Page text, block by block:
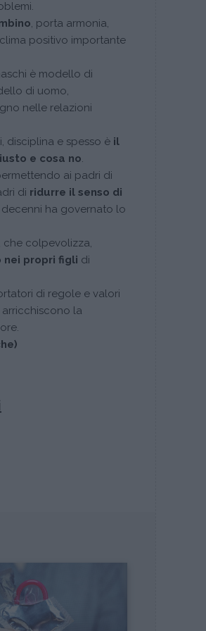
, porta armonia,
positivo importante
è modello di
di uomo,
nelle relazioni
disciplina e spesso è il
e cosa no.
ai padri di
di ridurre il senso di
ha governato lo
che colpevolizza,
nei propri figli di
di regole e valori
la